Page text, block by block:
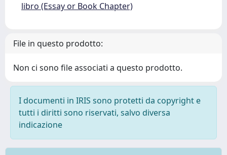
libro (Essay or Book Chapter)
File in questo prodotto:
Non ci sono file associati a questo prodotto.
I documenti in IRIS sono protetti da copyright e
tutti i diritti sono riservati, salvo diversa
indicazione